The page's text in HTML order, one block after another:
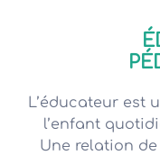
L’éducateur est
l’enfant
Une relation